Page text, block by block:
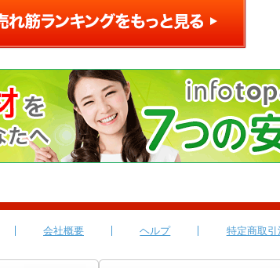
会社概要 ヘルプ 特定商取